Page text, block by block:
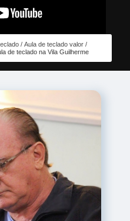
Aula de teclado valor
de teclado na Vila Guilherme